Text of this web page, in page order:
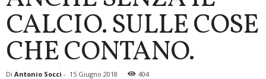
CALCIO. SULLE COSE
CHE CONTANO.
Di Antonio Socci - 15 Giugno 2018 404